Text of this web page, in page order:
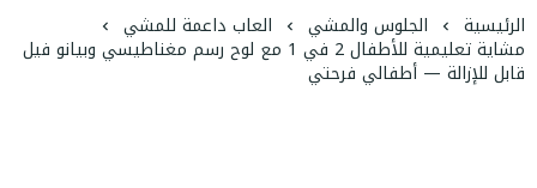
الرئيسية الجلوس والمشي العاب داعمة للمشي
مشاية تعليمية للأطفال 2 في 1 مع لوح رسم مغناطيسي وبيانو فيل
قابل للإزالة — أطفالي فرحتي